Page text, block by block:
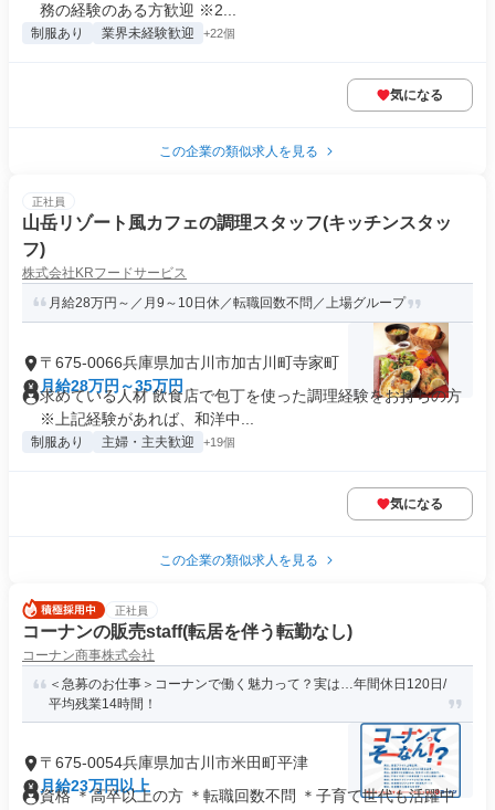
務の経験のある方歓迎 ※2...
制服あり 業界未経験歓迎 +22個
気になる
この企業の類似求人を見る
正社員
山岳リゾート風カフェの調理スタッフ(キッチンスタッ
フ)
株式会社KRフードサービス
月給28万円～／月9～10日休／転職回数不問／上場グループ
〒675-0066兵庫県加古川市加古川町寺家町
月給28万円～35万円
求めている人材 飲食店で包丁を使った調理経験をお持ちの方
※上記経験があれば、和洋中...
制服あり 主婦・主夫歓迎 +19個
気になる
この企業の類似求人を見る
正社員
コーナンの販売staff(転居を伴う転勤なし)
コーナン商事株式会社
＜急募のお仕事＞コーナンで働く魅力って？実は…年間休日120日/
平均残業14時間！
〒675-0054兵庫県加古川市米田町平津
月給23万円以上
資格 ＊高卒以上の方 ＊転職回数不問 ＊子育て世代も活躍中